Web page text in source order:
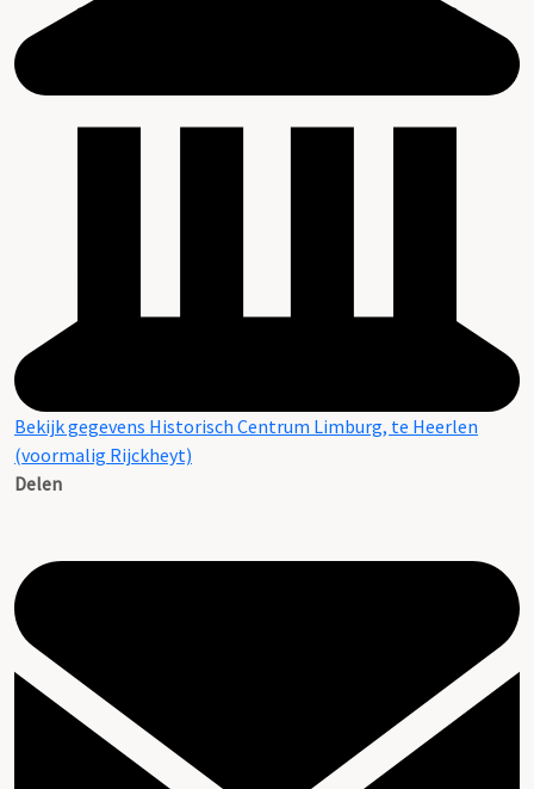
Bekijk gegevens Historisch Centrum Limburg, te Heerlen
(voormalig Rijckheyt)
Delen